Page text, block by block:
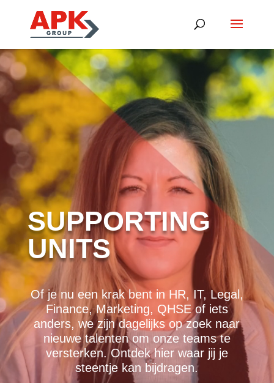
Videospeler
SUPPORTING
UNITS
Of je nu een krak bent in HR, IT, Legal,
Finance, Marketing, QHSE of iets
anders, we zijn dagelijks op zoek naar
nieuwe talenten om onze teams te
versterken. Ontdek hier waar jij je
steentje kan bijdragen.